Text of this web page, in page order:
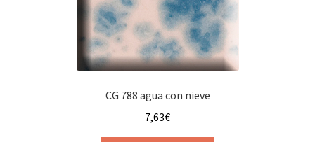
CG 788 agua con nieve
7,63€